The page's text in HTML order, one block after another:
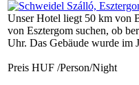
Unser Hotel liegt 50 km von
von Esztergom suchen, ob
Uhr. Das Gebäude wurde im
Preis HUF /Person/Night